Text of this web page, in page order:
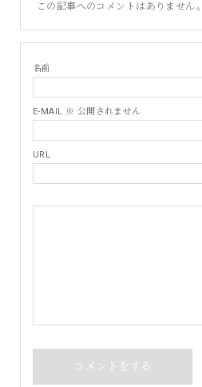
この記事へのコメントはありません。
名前
E-MAIL ※ 公開されません
URL